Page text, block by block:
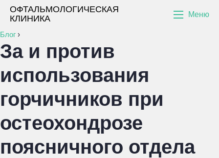
ОФТАЛЬМОЛОГИЧЕСКАЯ
КЛИНИКА
Меню
Блог ›
За и против
использования
горчичников при
остеохондрозе
поясничного отдела